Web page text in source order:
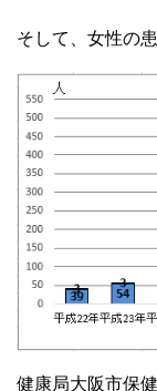
そして、女性の
健康局大阪市保